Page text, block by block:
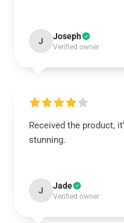
J Joseph
Verified owner
Received the product,
stunning.
J Jade
Verified owner